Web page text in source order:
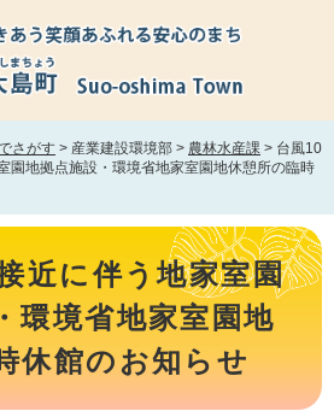
さがす > 産業建設環境部 > 農林水産課 > 台風10
園地拠点施設・環境省地家室園地休憩所の臨時
近に伴う地家室園
環境省地家室園地
休館のお知らせ